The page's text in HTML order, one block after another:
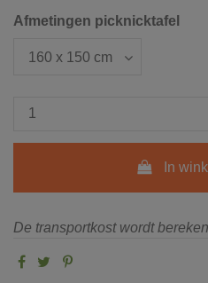
Afmetingen picknicktafel
In
De transportkost wordt